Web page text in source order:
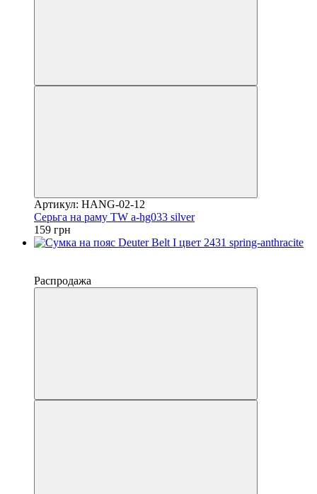
Артикул: HANG-02-12
Серьга на раму TW a-hg033 silver
159 грн
Распродажа